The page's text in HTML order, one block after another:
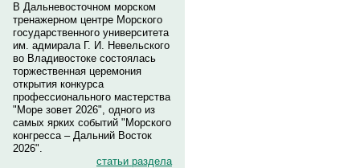
В Дальневосточном морском
тренажерном центре Морского
государственного университета
им. адмирала Г. И. Невельского
во Владивостоке состоялась
торжественная церемония
открытия конкурса
профессионального мастерства
"Море зовет 2026", одного из
самых ярких событий "Морского
конгресса – Дальний Восток
2026".
статьи раздела